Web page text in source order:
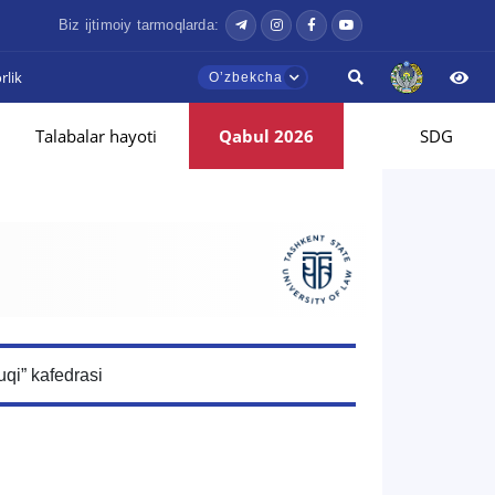
Biz ijtimoiy tarmoqlarda:
Oʼzbekcha
Talabalar hayoti Qabul 2026 SDG
kafedrasi